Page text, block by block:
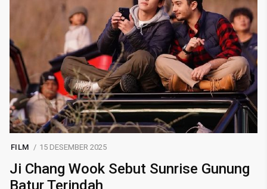
FILM 15 DESEMBER 2025
Ji Chang Wook Sebut Sunrise Gunung
Batur Terindah